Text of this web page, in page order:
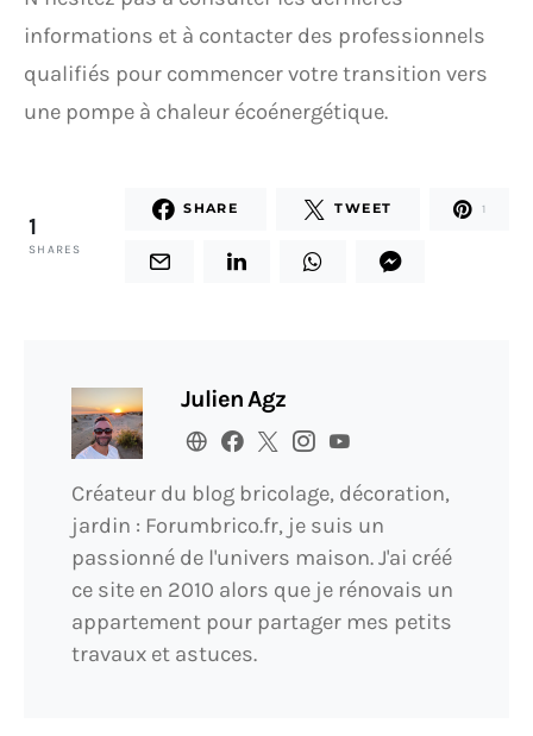
informations et à contacter des professionnels
qualifiés pour commencer votre transition vers
une pompe à chaleur écoénergétique.
1
SHARES
SHARE TWEET 1
Julien Agz
Créateur du blog bricolage, décoration,
jardin : Forumbrico.fr, je suis un
passionné de l'univers maison. J'ai créé
ce site en 2010 alors que je rénovais un
appartement pour partager mes petits
travaux et astuces.